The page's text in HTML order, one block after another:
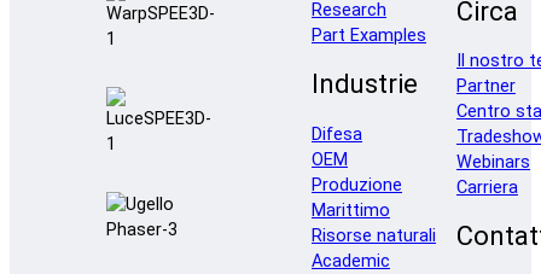
Research
Part Examples
Industrie
Difesa
OEM
Produzione
Marittimo
Risorse naturali
Academic
Circa
Il nostro
Partner
Centro
Webinars
Carriera